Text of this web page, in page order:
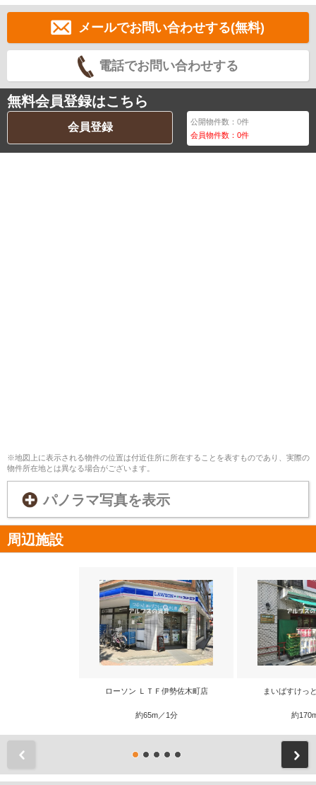
メールでお問い合わせする(無料)
電話でお問い合わせする
無料会員登録はこちら
会員登録 公開物件数：0件
会員物件数：0件
※地図上に表示される物件の位置は付近住所に所在することを表すものであり、実際の
物件所在地とは異なる場合がございます。
パノラマ写真を表示
周辺施設
ローソン ＬＴＦ伊勢佐木町店
約65m／1分
まいばすけっ
約